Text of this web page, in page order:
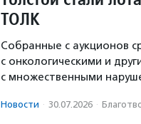
ТОЛК
Собранные с аукционов
с онкологическими и
с множественными
Новости · 30.07.2026 ·